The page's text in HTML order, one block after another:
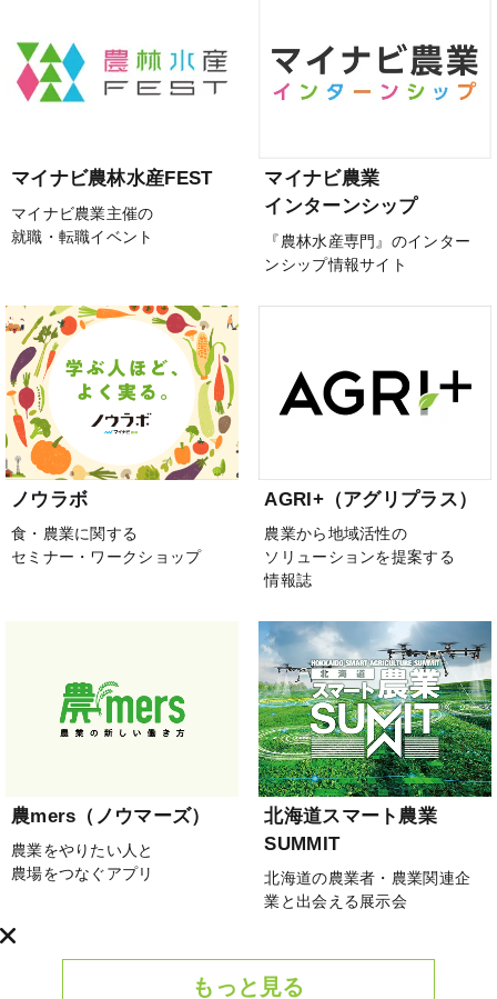
マイナビ農林水産FEST
マイナビ農業主催の
就職・転職イベント
マイナビ農業
インターンシップ
『農林水産専門』のインター
ンシップ情報サイト
ノウラボ
食・農業に関する
セミナー・ワークショップ
AGRI+（アグリプラス）
農業から地域活性の
ソリューションを提案する
情報誌
農mers（ノウマーズ）
農業をやりたい人と
農場をつなぐアプリ
北海道スマート農業
SUMMIT
北海道の農業者・農業関連企
業と出会える展示会
もっと見る